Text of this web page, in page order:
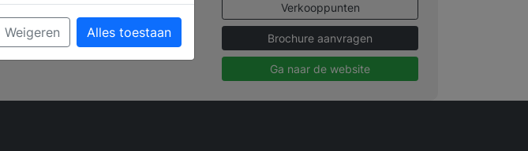
Verkooppunten
Brochure aanvragen
Ga naar de website
Weigeren Alles toestaan